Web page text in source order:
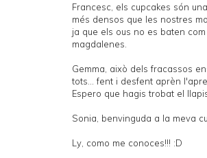
Francesc, els cupcakes són
més densos que les nostres
ja que els ous no es baten
magdalenes.
Gemma, això dels fracassos
tots... fent i desfent aprèn
Espero que hagis trobat el
Sonia, benvinguda a la meva
Ly, como me conoces!!! :D